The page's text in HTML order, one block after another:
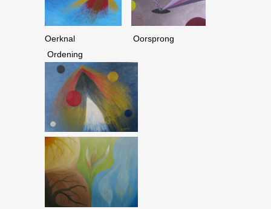
Oerknal Oorsprong
Ordening